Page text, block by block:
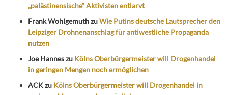
„palästinensische“ Aktivisten entlarvt
Frank WohlgemuthzuWie Putins deutsche Lautsprecher den
Leipziger Drohnenanschlag für antiwestliche Propaganda
nutzen
Joe Hanneszu Kölns Oberbürgermeister will Drogenhandel
in geringen Mengen noch ermöglichen
ACKzu Kölns Oberbürgermeister will Drogenhandel in